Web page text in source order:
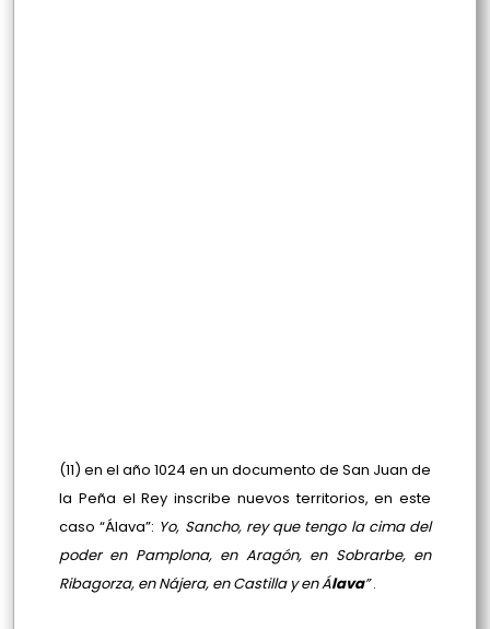
(11) en el año 1024 en un documento de San Juan de
la Peña el Rey inscribe nuevos territorios, en este
caso “Álava”: Yo, Sancho, rey que tengo la cima del
poder en Pamplona, en Aragón, en Sobrarbe, en
Ribagorza, en Nájera, en Castilla y en Álava”.